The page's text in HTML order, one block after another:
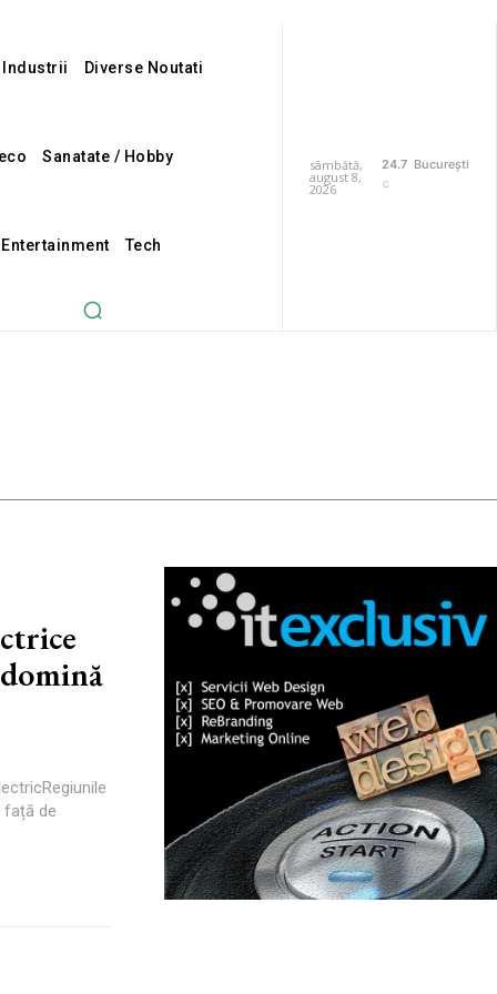
Diverse Noutati
Sanatate / Hobby
Tech
sâmbătă,
august 8,
2026
24.7
C
București
față de